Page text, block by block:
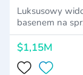
Luksusowy
basenem na
$1,15M